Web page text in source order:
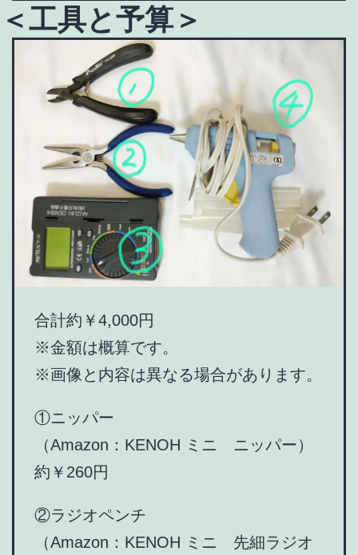
＜工具と予算＞
合計約￥4,000円
※金額は概算です。
※画像と内容は異なる場合があります。
①ニッパー
（Amazon：KENOH ミニ ニッパー）
約￥260円
②ラジオペンチ
（Amazon：KENOH ミニ 先細ラジオ